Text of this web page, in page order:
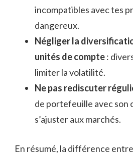
incompatibles avec tes
dangereux.
Négliger la
unités de compte:
limiter la volatilité.
Ne pas rediscuter
de portefeuille avec son
s’ajuster aux marchés.
En résumé, la différence